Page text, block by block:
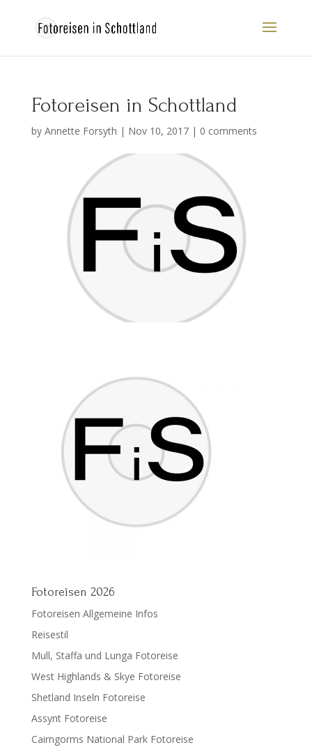
Fotoreisen in Schottland
by Annette Forsyth | Nov 10, 2017| 0 comments
Fotoreisen 2026
Fotoreisen Allgemeine Infos
Reisestil
Mull, Staffa und Lunga Fotoreise
West Highlands & Skye Fotoreise
Shetland Inseln Fotoreise
Assynt Fotoreise
Cairngorms National Park Fotoreise